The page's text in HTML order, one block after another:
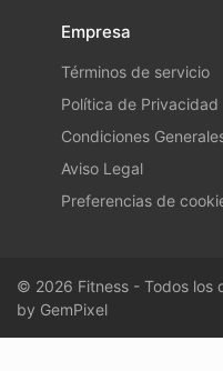
Empresa
Términos de servicio
Política de Privacidad
Condiciones
Aviso Legal
Preferencias de
© 2026 Fitness - Todos los
by GemPixel